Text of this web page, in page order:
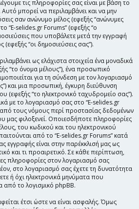
τις πληροφορίες σας είναι με βάση το
μπορεί να περιλαμβάνει και να μην
σαν ανώνυμο μέλος (εφεξής “ανώνυμες
“E-selides.gr Forums” (εφεξής “ο
που υποβάλετε μετά την εγγραφή
(εφεξής “οι δημοσιεύσεις σας”).
ως ελάχιστα στοιχεία ένα μοναδικά
“το όνομα μέλους”), ένα προσωπικό
για τη σύνδεση με τον λογαριασμό
και μια προσωπική, έγκυρη διεύθυνση
(εφεξής “το ηλεκτρονικό ταχυδρομείο σας”).
με το λογαριασμό σας στο “E-selides.gr
τους νόμους περί προστασίας δεδομένων
μας φιλοξενεί. Οποιεσδήποτε πληροφορίες
του κωδικού και του ηλεκτρονικού
από το “E-selides.gr Forums” κατά
εγγραφής είναι στην παρέκκλισή μας ως
και τι προαιρετικό. Σε κάθε περίπτωση,
πληροφορίες στον λογαριασμό σας
στο λογαριασμό σας έχετε τη δυνατότητα
ή όχι ηλεκτρονικά μηνύματα που
από το λογισμικό phpBB.
έτσι ώστε να είναι ασφαλής. Όμως